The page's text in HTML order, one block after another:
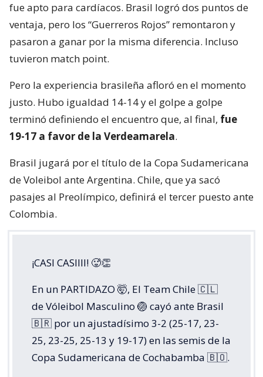
fue apto para cardíacos. Brasil logró dos puntos de
ventaja, pero los “Guerreros Rojos” remontaron y
pasaron a ganar por la misma diferencia. Incluso
tuvieron match point.
Pero la experiencia brasileña afloró en el momento
justo. Hubo igualdad 14-14 y el golpe a golpe
terminó definiendo el encuentro que, al final, fue
19-17 a favor de la Verdeamarela.
Brasil jugará por el título de la Copa Sudamericana
de Voleibol ante Argentina. Chile, que ya sacó
pasajes al Preolímpico, definirá el tercer puesto ante
Colombia.
¡CASI CASIIII! 🥵👏
En un PARTIDAZO 🤯, El Team Chile 🇨🇱
de Vóleibol Masculino 🏐 cayó ante Brasil
🇧🇷 por un ajustadísimo 3-2 (25-17, 23-
25, 23-25, 25-13 y 19-17) en las semis de la
Copa Sudamericana de Cochabamba 🇧🇴.